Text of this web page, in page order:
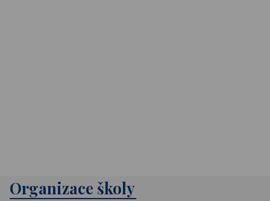
Organizace školy